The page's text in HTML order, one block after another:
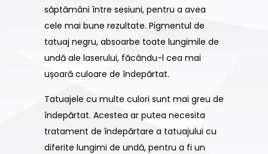
săptămâni între sesiuni, pentru a avea
cele mai bune rezultate. Pigmentul de
tatuaj negru, absoarbe toate lungimile de
undă ale laserului, făcându-l cea mai
ușoară culoare de îndepărtat.
Tatuajele cu multe culori sunt mai greu de
îndepărtat. Acestea ar putea necesita
tratament de îndepărtare a tatuajului cu
diferite lungimi de undă, pentru a fi un